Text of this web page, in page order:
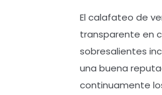
El calafateo de
transparente en
sobresalientes
una buena
continuamente